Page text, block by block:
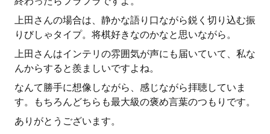
上田さんの場合は、静かな語り口ながら鋭く切り込む振
りびしゃタイプ。将棋好きなのかなと思いながら。
上田さんはインテリの雰囲気が声にも届いていて、私な
んからすると羨ましいですよね。
なんて勝手に想像しながら、感じながら拝聴していま
す。もちろんどちらも最大級の褒め言葉のつもりです。
ありがとうございます。